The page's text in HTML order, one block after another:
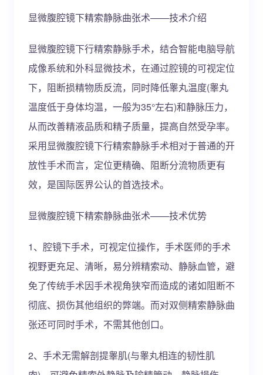
显微腹腔镜下精索静脉曲张术——技术介绍
显微腹腔镜下行精索静脉手术，结合智能电脑导航
成像系统和外科显微技术，在通过腔镜的可视定位
下，阻断损精物质反流，同时降低睾丸温度(睾丸
温度低于身体均温，一般为35°左右)和静脉压力，
从而改善精液品质和精子质量，提高自然受孕率。
采用显微腹腔镜下行精索静脉手术相对于普通的开
放性手术而言，定位更精确、阻断分流物质更有
效，是国际医界公认的首选技术。
显微腹腔镜下精索静脉曲张术——技术优势
1、腔镜下手术，可视定位操作，手术医师的手术
视野更充足、清晰，易分辨精索动、静脉血管，避
免了传统手术因手术视角狭窄而造成的诸如阻断不
彻底、损伤其他组织的弊端。而对双侧精索静脉曲
张还可同时手术，不需其他创口。
2、手术无需解剖提睾肌(与睾丸相连的韧性肌